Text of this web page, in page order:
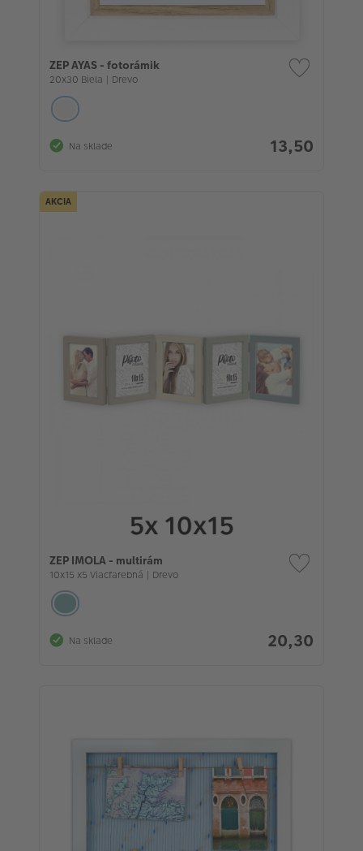
ZEP AYAS - fotorámik
20x30 Biela | Drevo
Na sklade 13,50
AKCIA
ZEP IMOLA - multirám
10x15 x5 Viacfarebná | Drevo
Na sklade 20,30